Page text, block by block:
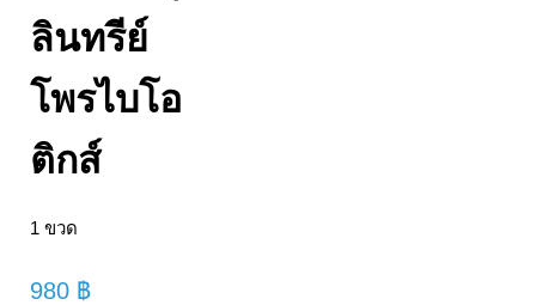
ลินทรีย์
โพรไบโอ
ติกส์
1 ขวด
980 ฿